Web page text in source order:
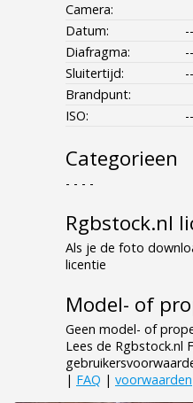
Camera:
Datum:
--
Diafragma:
--
Sluitertijd:
--
Brandpunt:
ISO:
--
Categorieen
- - - -
Rgbstock.nl
Als je de foto
licentie
Model- of
Geen model- of
Lees de Rgbstock.nl
| FAQ | voorwaarden